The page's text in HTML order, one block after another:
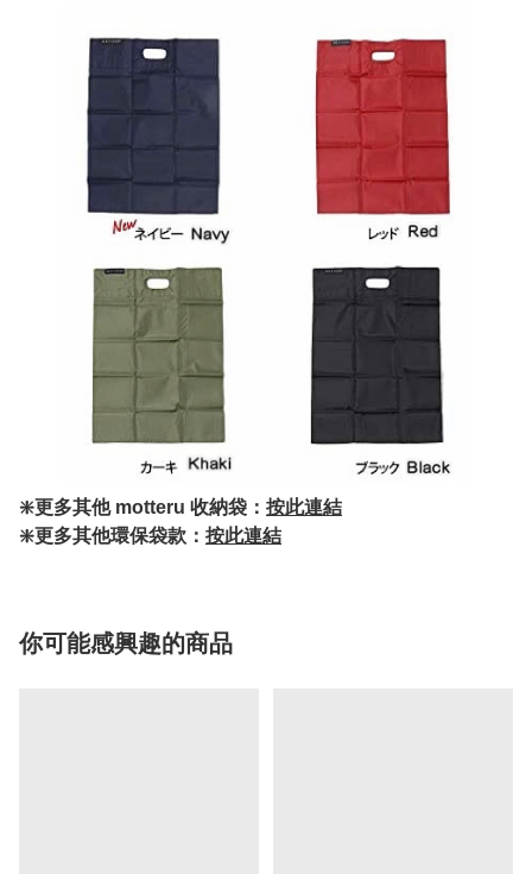
❇️更多其他 motteru 收納袋： 按此連結
❇️更多其他環保袋款： 按此連結
你可能感興趣的商品